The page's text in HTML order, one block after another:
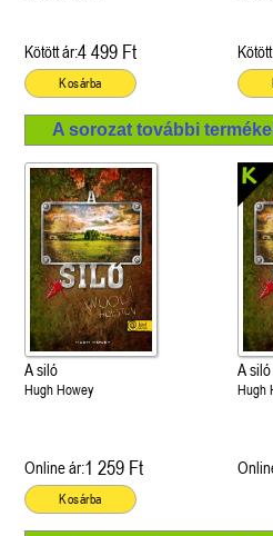
Kötött ár:4 499 Ft
Kosárba
A sorozat további
A siló
Hugh Howey
Online ár:1 259 Ft
Kosárba
A siló
Hugh